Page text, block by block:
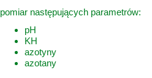
pomiar następujących parametrów:
pH
KH
azotyny
azotany